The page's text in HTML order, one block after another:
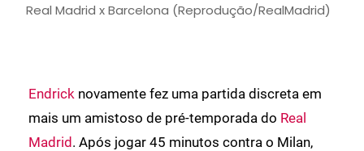
Real Madrid x Barcelona (Reprodução/RealMadrid)
Endrick novamente fez uma partida discreta em
mais um amistoso de pré-temporada do Real
Madrid. Após jogar 45 minutos contra o Milan,